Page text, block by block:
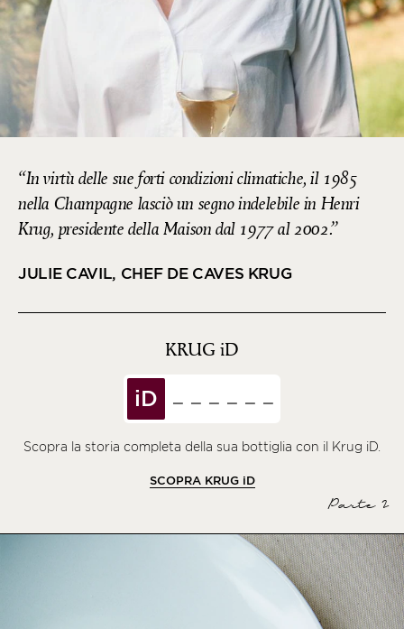
In virtù delle sue forti condizioni climatiche, il 1985
nella Champagne lasciò un segno indelebile in Henri
Krug, presidente della Maison dal 1977 al 2002.
JULIE CAVIL, CHEF DE CAVES KRUG
KRUG iD
iD
Scopra la storia completa della sua bottiglia con il Krug iD.
SCOPRA KRUG iD
Parte 2